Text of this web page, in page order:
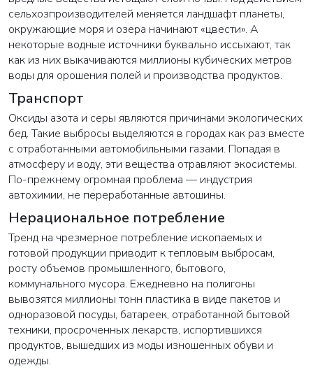
сельхозпроизводителей меняется ландшафт планеты,
окружающие моря и озера начинают «цвести». А
некоторые водные источники буквально иссыхают, так
как из них выкачиваются миллионы кубических метров
воды для орошения полей и производства продуктов.
Транспорт
Оксиды азота и серы являются причинами экологических
бед. Такие выбросы выделяются в городах как раз вместе
с отработанными автомобильными газами. Попадая в
атмосферу и воду, эти вещества отравляют экосистемы.
По-прежнему огромная проблема — индустрия
автохимии, не переработанные автошины.
Нерациональное потребление
Тренд на чрезмерное потребление ископаемых и
готовой продукции приводит к тепловым выбросам,
росту объемов промышленного, бытового,
коммунального мусора. Ежедневно на полигоны
вывозятся миллионы тонн пластика в виде пакетов и
одноразовой посуды, батареек, отработанной бытовой
техники, просроченных лекарств, испортившихся
продуктов, вышедших из моды изношенных обуви и
одежды.